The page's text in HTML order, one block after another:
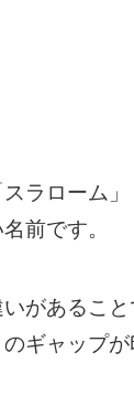
ラローム」
前です。
があること
ギャップが